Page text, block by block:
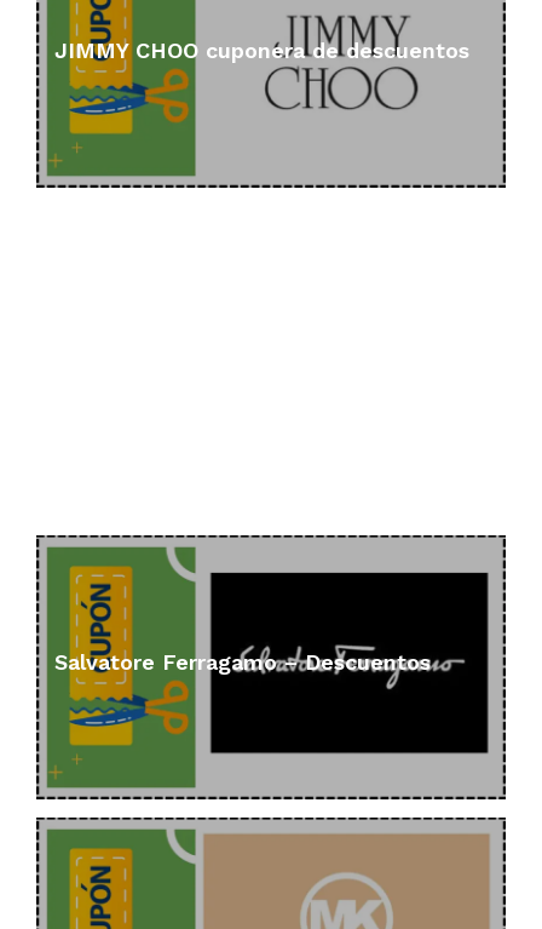
JIMMY CHOO cuponera de descuentos
Salvatore Ferragamo – Descuentos